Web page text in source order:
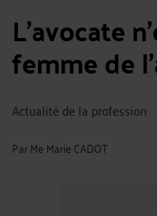
L’avocate
femme de
Actualité de la profession
ParMe Marie CADOT